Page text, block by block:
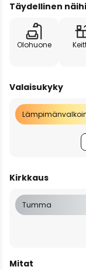
Täydellinen
Olohuone
Valaisukyky
Kirkkaus
Tumma
Mitat